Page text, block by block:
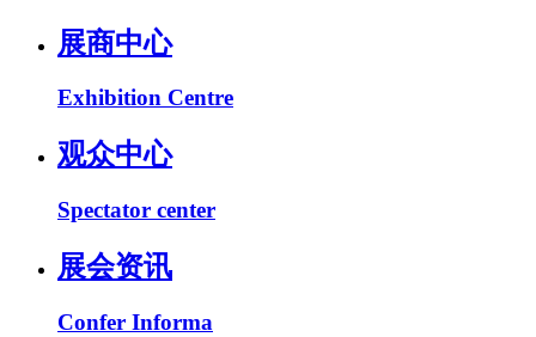
展商中心
Exhibition Centre
观众中心
Spectator center
展会资讯
Confer Informa